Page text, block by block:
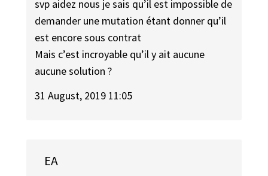
svp aidez nous je sais qu’il est impossible de
demander une mutation étant donner qu’il
est encore sous contrat
Mais c’est incroyable qu’il y ait aucune
aucune solution ?
31 August, 2019 11:05
EA